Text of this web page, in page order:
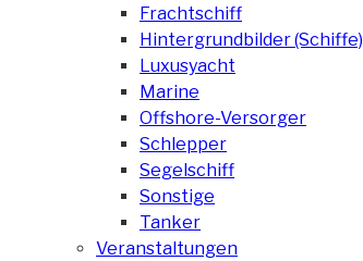
Frachtschiff
Hintergrundbilder (Schiffe)
Luxusyacht
Marine
Offshore-Versorger
Schlepper
Segelschiff
Sonstige
Tanker
Veranstaltungen